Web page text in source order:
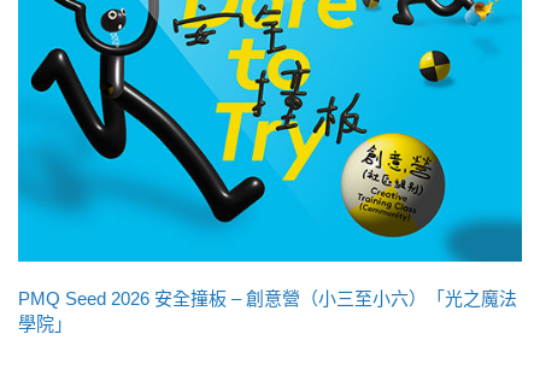
PMQ Seed 2026 安全撞板 – 創意營（小三至小六）「光之魔法
學院」